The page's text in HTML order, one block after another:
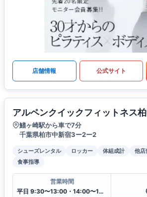
店舗情報 公式サイト
アルペンクイックフィットネス
鰭ヶ崎駅から車で7分
千葉県柏市中新宿3ー2ー2
シューズレンタル ロッカー 体組成計 他店
食事指導
営業時間
平日 9:30〜13:00・14:00〜19:30